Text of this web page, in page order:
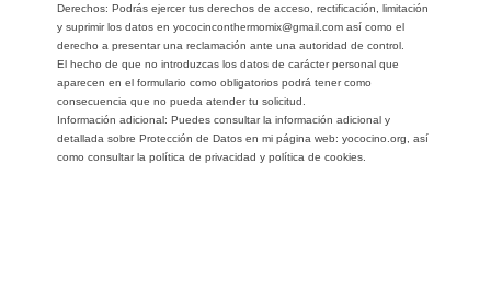
Derechos: Podrás ejercer tus derechos de acceso, rectificación, limitación
y suprimir los datos en yococinconthermomix@gmail.com así como el
derecho a presentar una reclamación ante una autoridad de control.
El hecho de que no introduzcas los datos de carácter personal que
aparecen en el formulario como obligatorios podrá tener como
consecuencia que no pueda atender tu solicitud.
Información adicional: Puedes consultar la información adicional y
detallada sobre Protección de Datos en mi página web: yococino.org, así
como consultar la política de privacidad y política de cookies.